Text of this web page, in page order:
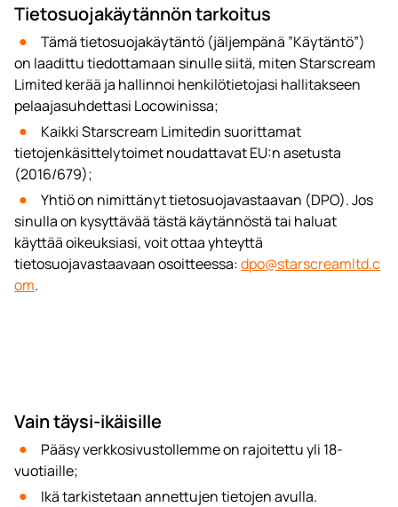
Tietosuojakäytännön tarkoitus
Tämä tietosuojakäytäntö (jäljempänä ”Käytäntö”)
on laadittu tiedottamaan sinulle siitä, miten Starscream
Limited kerää ja hallinnoi henkilötietojasi hallitakseen
pelaajasuhdettasi Locowinissa;
Kaikki Starscream Limitedin suorittamat
tietojenkäsittelytoimet noudattavat EU:n asetusta
(2016/679);
Yhtiö on nimittänyt tietosuojavastaavan (DPO). Jos
sinulla on kysyttävää tästä käytännöstä tai haluat
käyttää oikeuksiasi, voit ottaa yhteyttä
tietosuojavastaavaan osoitteessa:dpo@starscreamltd.c
om.
Vain täysi-ikäisille
Pääsy verkkosivustollemme on rajoitettu yli 18-
vuotiaille;
Ikä tarkistetaan annettujen tietojen avulla.